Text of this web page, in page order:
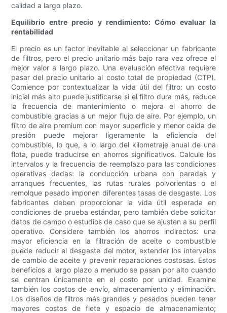
calidad a largo plazo.
Equilibrio entre precio y rendimiento: Cómo evaluar la
rentabilidad
El precio es un factor inevitable al seleccionar un fabricante
de filtros, pero el precio unitario más bajo rara vez ofrece el
mejor valor a largo plazo. Una evaluación efectiva requiere
pasar del precio unitario al costo total de propiedad (CTP).
Comience por contextualizar la vida útil del filtro: un costo
inicial más alto puede justificarse si el filtro dura más, reduce
la frecuencia de mantenimiento o mejora el ahorro de
combustible gracias a un mejor flujo de aire. Por ejemplo, un
filtro de aire premium con mayor superficie y menor caída de
presión puede mejorar ligeramente la eficiencia del
combustible, lo que, a lo largo del kilometraje anual de una
flota, puede traducirse en ahorros significativos. Calcule los
intervalos y la frecuencia de reemplazo para las condiciones
operativas dadas: la conducción urbana con paradas y
arranques frecuentes, las rutas rurales polvorientas o el
remolque pesado imponen diferentes tasas de desgaste. Los
fabricantes deben proporcionar la vida útil esperada en
condiciones de prueba estándar, pero también debe solicitar
datos de campo o estudios de caso que se ajusten a su perfil
operativo. Considere también los ahorros indirectos: una
mayor eficiencia en la filtración de aceite o combustible
puede reducir el desgaste del motor, extender los intervalos
de cambio de aceite y prevenir reparaciones costosas. Estos
beneficios a largo plazo a menudo se pasan por alto cuando
se centran únicamente en el costo por unidad. Examine
también los costos de envío, almacenamiento y eliminación.
Los diseños de filtros más grandes y pesados ​​pueden tener
mayores costos de flete y espacio de almacenamiento;